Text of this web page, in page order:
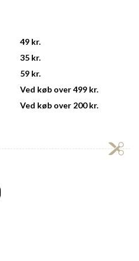
49 kr.
35 kr.
59 kr.
Ved køb over 499 kr.
Ved køb over 200 kr.